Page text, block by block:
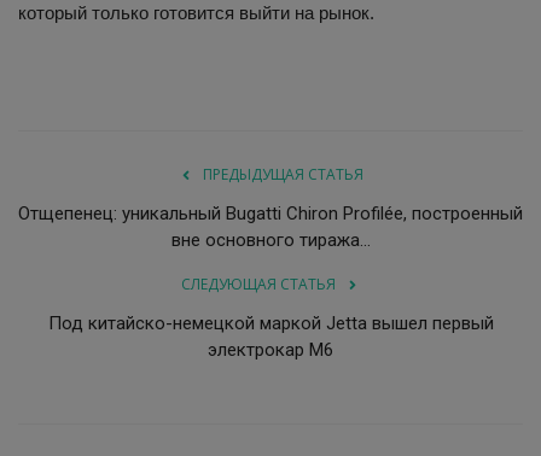
который только готовится выйти на рынок.
ПРЕДЫДУЩАЯ СТАТЬЯ
Отщепенец: уникальный Bugatti Chiron Profilée, построенный
вне основного тиража...
СЛЕДУЮЩАЯ СТАТЬЯ
Под китайско-немецкой маркой Jetta вышел первый
электрокар M6